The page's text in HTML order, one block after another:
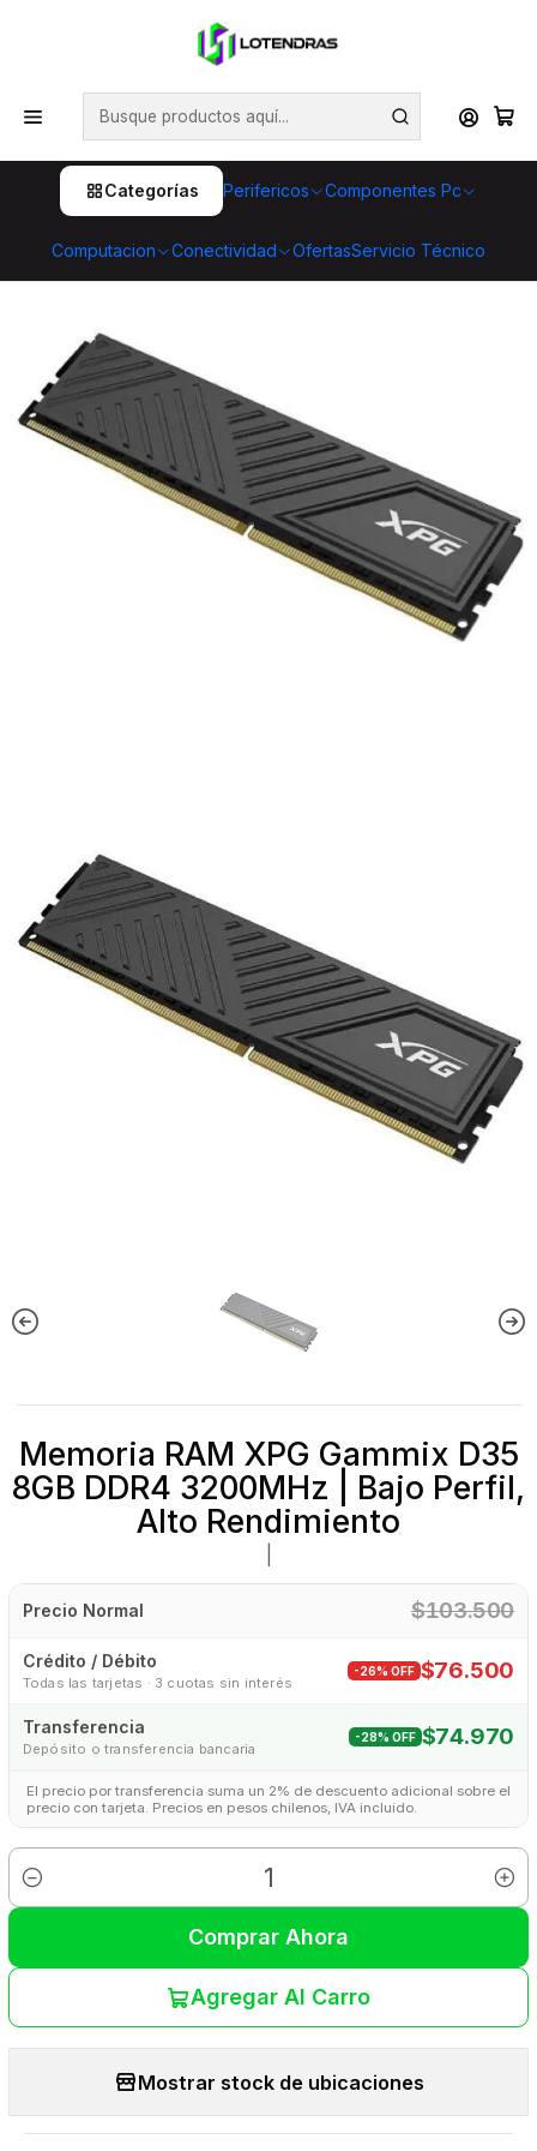
Categorías Perifericos Componentes Pc
Computacion Conectividad OfertasServicio Técnico
💥 ¡Compra HOY y retira GRATIS en tienda! 🏪🚀 Además,
aprovecha cientos de productos con Despacho Gratis 🛒📦
¡No dejes pasar esta oportunidad! 🔥
Inicio Componentes Pc
Memorias
Memoria RAM XPG Gammix D35 8GB DDR4 3200MHz |
Memoria RAM XPG Gammix D35
8GB DDR4 3200MHz | Bajo Perfil,
Alto Rendimiento
Precio Normal $103.500
Crédito / Débito
Todas las tarjetas · 3 cuotas sin interés
-26% OFF $76.500
Transferencia
Depósito o transferencia bancaria
-28% OFF $74.970
El precio por transferencia suma un 2% de descuento adicional sobre el
precio con tarjeta. Precios en pesos chilenos, IVA incluido.
Cantidad
Agregar Al Carro
Comprar Ahora
Mostrar stock de ubicaciones